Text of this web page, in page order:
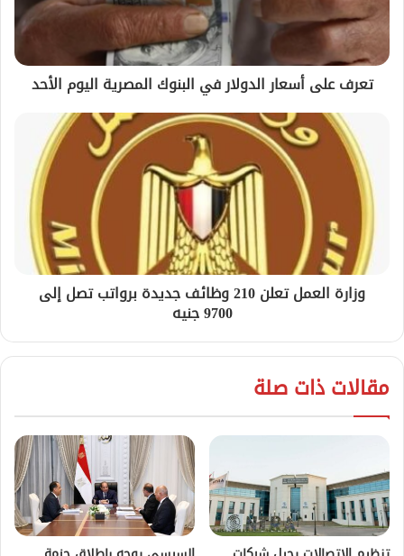
تعرف على أسعار الدولار في البنوك المصرية اليوم الأحد
وزارة العمل تعلن 210 وظائف جديدة برواتب تصل إلى
9700 جنيه
مقالات ذات صلة